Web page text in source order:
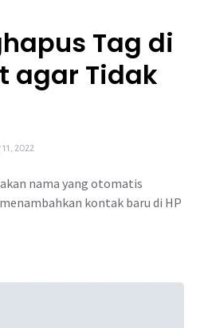
Tag di
agar Tidak
2022
nama yang otomatis
kontak baru di HP